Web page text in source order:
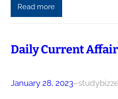
Read more
Daily Current
January 28, 2023–